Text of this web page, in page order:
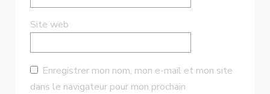
Site web
Enregistrer mon nom, mon e-mail et mon site
dans le navigateur pour mon prochain